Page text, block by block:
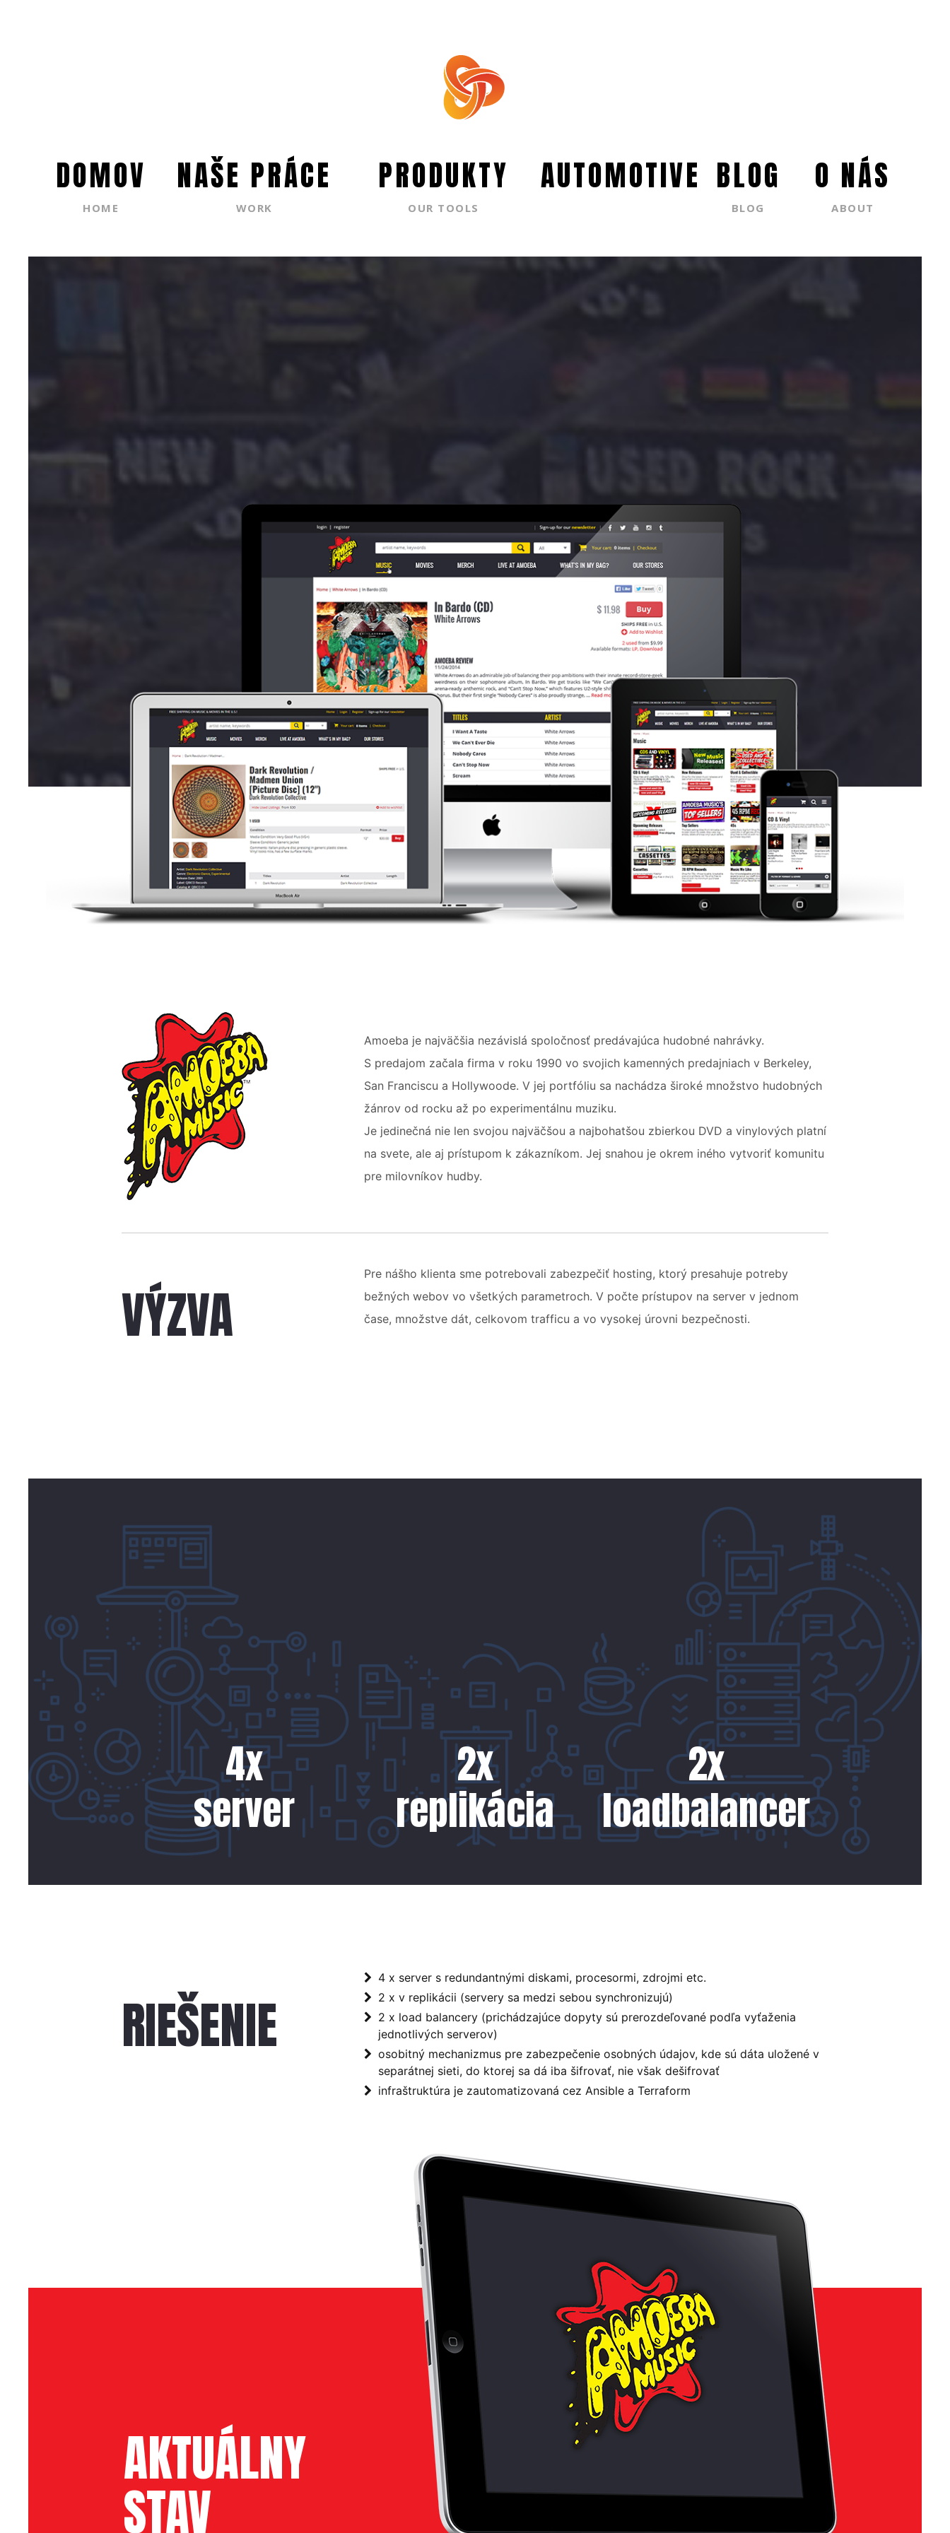
DOMOV
HOME
NAŠE PRÁCE
WORK
PRODUKTY
OUR TOOLS
AUTOMOTIVE BLOG
BLOG
O NÁS
ABOUT
Amoeba je najväčšia nezávislá spoločnosť predávajúca hudobné nahrávky.
S predajom začala firma v roku 1990 vo svojich kamenných predajniach v Berkeley,
San Franciscu a Hollywoode. V jej portfóliu sa nachádza široké množstvo hudobných
žánrov od rocku až po experimentálnu muziku.
Je jedinečná nie len svojou najväčšou a najbohatšou zbierkou DVD a vinylových platní
na svete, ale aj prístupom k zákazníkom. Jej snahou je okrem iného vytvoriť komunitu
pre milovníkov hudby.
VÝZVA
Pre nášho klienta sme potrebovali zabezpečiť hosting, ktorý presahuje potreby
bežných webov vo všetkých parametroch. V počte prístupov na server v jednom
čase, množstve dát, celkovom trafficu a vo vysokej úrovni bezpečnosti.
4x
server
2x
replikácia
2x
loadbalancer
RIEŠENIE
4 x server s redundantnými diskami, procesormi, zdrojmi etc.
2 x v replikácii (servery sa medzi sebou synchronizujú)
2 x load balancery (prichádzajúce dopyty sú prerozdeľované podľa vyťaženia
jednotlivých serverov)
osobitný mechanizmus pre zabezpečenie osobných údajov, kde sú dáta uložené v
separátnej sieti, do ktorej sa dá iba šifrovať, nie však dešifrovať
infraštruktúra je zautomatizovaná cez Ansible a Terraform
AKTUÁLNY
STAV